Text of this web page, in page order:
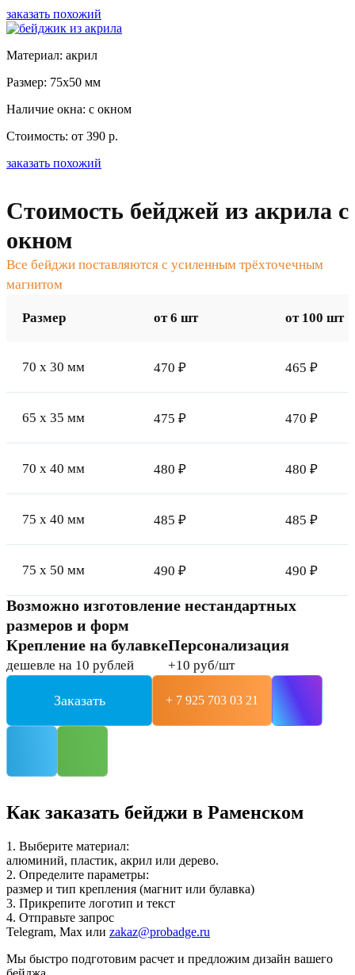
заказать похожий
Материал: акрил
Размер: 75x50 мм
Наличие окна: с окном
Стоимость: от 390 р.
заказать похожий
Стоимость бейджей из акрила с
окном
Все бейджи поставляются с усиленным трёхточечным
магнитом
Размер от 6 шт от 100 шт
70 x 30 мм 470 ₽ 465 ₽
65 x 35 мм 475 ₽ 470 ₽
70 x 40 мм 480 ₽ 480 ₽
75 x 40 мм 485 ₽ 485 ₽
75 x 50 мм 490 ₽ 490 ₽
Возможно изготовление нестандартных
размеров и форм
Крепление на булавке
дешевле на 10 рублей
Персонализация
+10 руб/шт
Заказать + 7 925 703 03 21
Как заказать бейджи в Раменском
1. Выберите материал:
алюминий, пластик, акрил или дерево.
2. Определите параметры:
размер и тип крепления (магнит или булавка)
3. Прикрепите логотип и текст
4. Отправьте запрос
Telegram, Max или zakaz@probadge.ru
Мы быстро подготовим расчет и предложим дизайн вашего